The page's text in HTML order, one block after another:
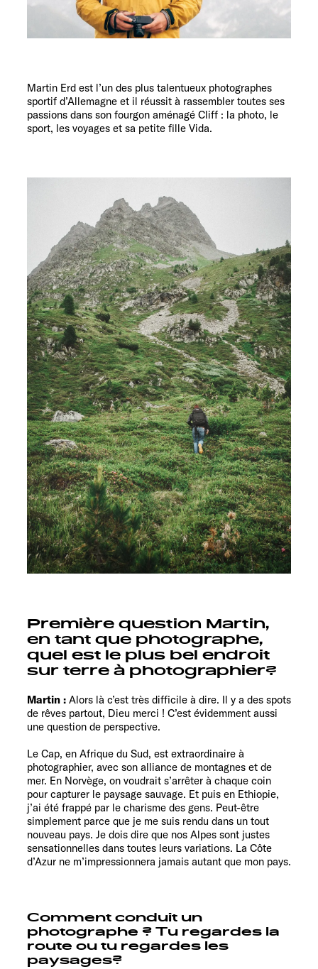
Service
Martin Erd est l’un des plus talentueux photographes
sportif d’Allemagne et il réussit à rassembler toutes ses
passions dans son fourgon aménagé Cliff : la photo, le
sport, les voyages et sa petite fille Vida.
Première question Martin,
en tant que photographe,
quel est le plus bel endroit
sur terre à photographier?
Martin : Alors là c’est très difficile à dire. Il y a des spots
de rêves partout, Dieu merci ! C’est évidemment aussi
une question de perspective.
Le Cap, en Afrique du Sud, est extraordinaire à
photographier, avec son alliance de montagnes et de
mer. En Norvège, on voudrait s’arrêter à chaque coin
pour capturer le paysage sauvage. Et puis en Ethiopie,
j’ai été frappé par le charisme des gens. Peut-être
simplement parce que je me suis rendu dans un tout
nouveau pays. Je dois dire que nos Alpes sont justes
sensationnelles dans toutes leurs variations. La Côte
d’Azur ne m’impressionnera jamais autant que mon pays.
Comment conduit un
photographe ? Tu regardes la
route ou tu regardes les
paysages?